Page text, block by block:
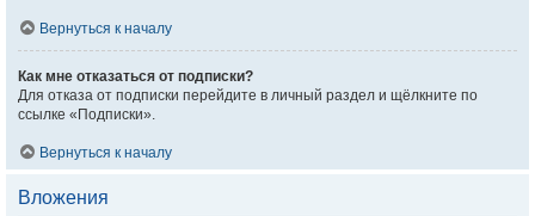
Вернуться к началу
Как мне отказаться от подписки?
Для отказа от подписки перейдите в личный раздел и щёлкните по
ссылке «Подписки».
Вернуться к началу
Вложения